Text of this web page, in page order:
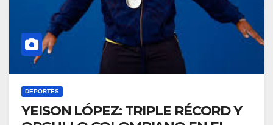
DEPORTES
YEISON LÓPEZ: TRIPLE RÉCORD Y